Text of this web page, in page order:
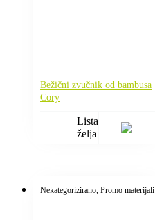
Bežični zvučnik od bambusa
Cory
Lista
želja
Nekategorizirano, Promo materijali